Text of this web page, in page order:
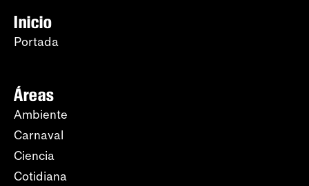
Inicio
Portada
Áreas
Ambiente
Carnaval
Ciencia
Cotidiana